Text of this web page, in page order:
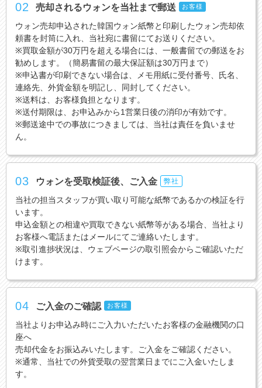
02 売却されるウォンを当社まで郵送 お客様
ウォン売却申込された韓国ウォン紙幣と印刷したウォン売却依
頼書を封筒に入れ、当社宛に書留にてお送りください。
※買取金額が30万円を超える場合には、一般書留での郵送をお
勧めします。（簡易書留の最大保証額は30万円まで）
※申込書が印刷できない場合は、メモ用紙に受付番号、氏名、
連絡先、外貨金額を明記し、同封してください。
※送料は、お客様負担となります。
※送付期限は、お申込みから1営業日後の消印が有効です。
※郵送途中での事故につきましては、当社は責任を負いませ
ん。
03 ウォンを受取検証後、ご入金 弊社
当社の担当スタッフが買い取り可能な紙幣であるかの検証を行
います。
申込金額との相違や買取できない紙幣等がある場合、当社より
お客様へ電話またはメールにてご連絡いたします。
※取引進捗状況は、ウェブページの取引照会からご確認いただ
けます。
04 ご入金のご確認 お客様
当社よりお申込み時にご入力いただいたお客様の金融機関の口
座へ
売却代金をお振込みいたします。ご入金をご確認ください。
※通常、当社での外貨受取の翌営業日までにご入金いたしま
す。